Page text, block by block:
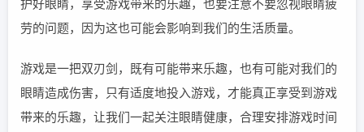
护好眼睛，享受游戏带来的乐趣，也要注意不要忽视眼睛疲
劳的问题，因为这也可能会影响到我们的生活质量。
游戏是一把双刃剑，既有可能带来乐趣，也有可能对我们的
眼睛造成伤害，只有适度地投入游戏，才能真正享受到游戏
带来的乐趣，让我们一起关注眼睛健康，合理安排游戏时间